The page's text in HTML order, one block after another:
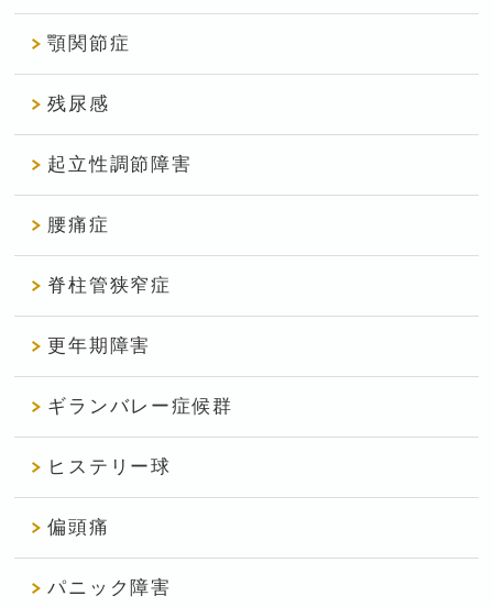
顎関節症
残尿感
起立性調節障害
腰痛症
脊柱管狭窄症
更年期障害
ギランバレー症候群
ヒステリー球
偏頭痛
パニック障害